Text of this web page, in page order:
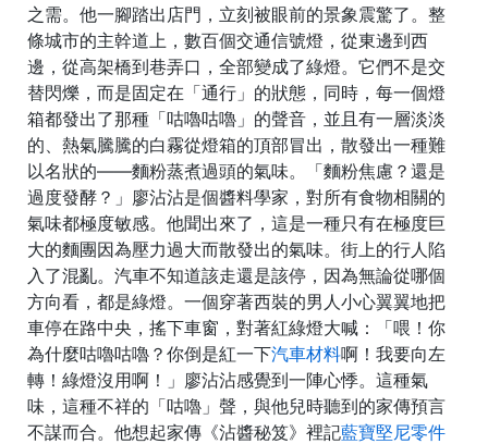
之需。他一腳踏出店門，立刻被眼前的景象震驚了。整
條城市的主幹道上，數百個交通信號燈，從東邊到西
邊，從高架橋到巷弄口，全部變成了綠燈。它們不是交
替閃爍，而是固定在「通行」的狀態，同時，每一個燈
箱都發出了那種「咕嚕咕嚕」的聲音，並且有一層淡淡
的、熱氣騰騰的白霧從燈箱的頂部冒出，散發出一種難
以名狀的——麵粉蒸煮過頭的氣味。「麵粉焦慮？還是
過度發酵？」廖沾沾是個醬料學家，對所有食物相關的
氣味都極度敏感。他聞出來了，這是一種只有在極度巨
大的麵團因為壓力過大而散發出的氣味。街上的行人陷
入了混亂。汽車不知道該走還是該停，因為無論從哪個
方向看，都是綠燈。一個穿著西裝的男人小心翼翼地把
車停在路中央，搖下車窗，對著紅綠燈大喊：「喂！你
為什麼咕嚕咕嚕？你倒是紅一下汽車材料啊！我要向左
轉！綠燈沒用啊！」廖沾沾感覺到一陣心悸。這種氣
味，這種不祥的「咕嚕」聲，與他兒時聽到的家傳預言
不謀而合。他想起家傳《沾醬秘笈》裡記藍寶堅尼零件